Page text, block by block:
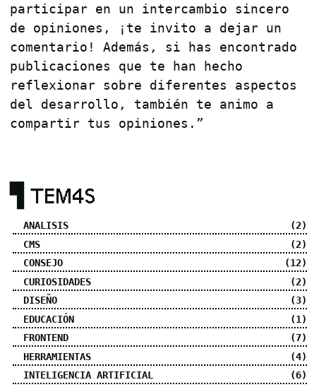
participar en un intercambio sincero
de opiniones, ¡te invito a dejar un
comentario! Además, si has encontrado
publicaciones que te han hecho
reflexionar sobre diferentes aspectos
del desarrollo, también te animo a
compartir tus opiniones.”
▜ TEM4S
ANALISIS
(2)
CMS
(2)
CONSEJO
(12)
CURIOSIDADES
(2)
DISEÑO
(3)
EDUCACIÓN
(1)
FRONTEND
(7)
HERRAMIENTAS
(4)
INTELIGENCIA ARTIFICIAL
(6)